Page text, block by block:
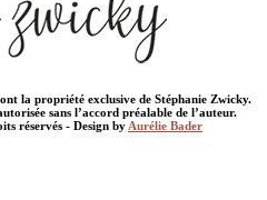
la propriété exclusive de Stéphanie Zwicky.
sans l’accord préalable de l’auteur.
réservés - Design by Aurélie Bader